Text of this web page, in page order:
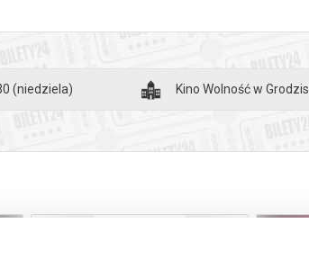
(niedziela) Kino Wolność w